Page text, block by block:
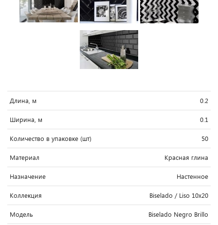
Длина, м 0.2
Ширина, м 0.1
Количество в упаковке (шт) 50
Материал Красная глина
Назначение Настенное
Коллекция Biselado / Liso 10x20
Модель Biselado Negro Brillo